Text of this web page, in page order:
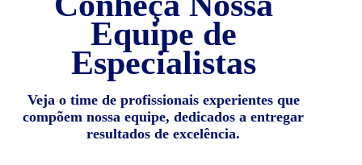
Equipe de
Especialistas
Veja o time de profissionais experientes que
compõem nossa equipe, dedicados a entregar
resultados de excelência.